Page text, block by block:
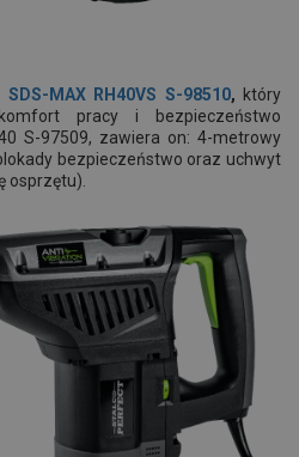
MAX RH40VS S-98510, który
pracy i bezpieczeństwo
S-97509, zawiera on: 4-metrowy
bezpieczeństwo oraz uchwyt
osprzętu).